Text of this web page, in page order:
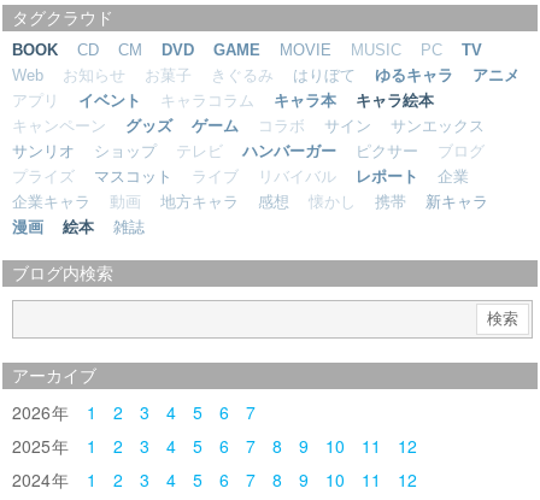
タグクラウド
BOOK CD CM DVD GAME MOVIE MUSIC PC
TV
Web
お知らせ お菓子 きぐるみ はりぼて ゆるキャラ
アニメ
アプリ
イベント キャラコラム キャラ本
キャラ絵本
キャンペーン
グッズ ゲーム コラボ サイン
サンエックス
サンリオ
ショップ テレビ ハンバーガー ピクサー
ブログ
プライズ
マスコット ライブ リバイバル レポート
企業
企業キャラ
動画 地方キャラ 感想 懐かし 携帯
新キャラ
漫画
絵本 雑誌
ブログ内検索
アーカイブ
2026 1 2 3 4 5 6
7
2025
1 2 3 4 5 6 7 8 9 10 11
12
2024
1 2 3 4 5 6 7 8 9 10 11
12